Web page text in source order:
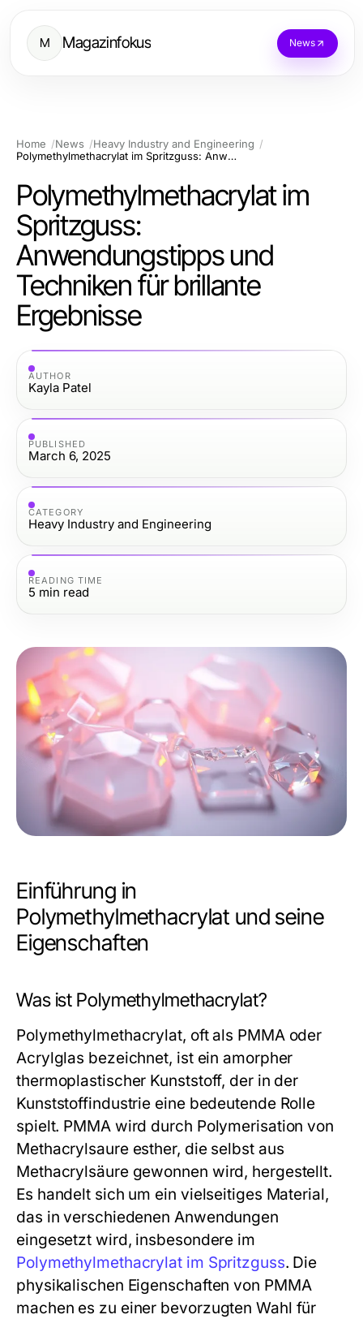
M Magazinfokus News
Home News
Heavy Industry and Engineering
Polymethylmethacrylat im Spritzguss: Anwendungstipps und Techniken für brillante Ergebnisse
Polymethylmethacrylat im
Spritzguss:
Anwendungstipps und
Techniken für brillante
Ergebnisse
AUTHOR
Kayla Patel
PUBLISHED
March 6, 2025
CATEGORY
Heavy Industry and Engineering
READING TIME
5 min read
Einführung in
Polymethylmethacrylat und seine
Eigenschaften
Was ist Polymethylmethacrylat?
Polymethylmethacrylat, oft als PMMA oder
Acrylglas bezeichnet, ist ein amorpher
thermoplastischer Kunststoff, der in der
Kunststoffindustrie eine bedeutende Rolle
spielt. PMMA wird durch Polymerisation von
Methacrylsaure esther, die selbst aus
Methacrylsäure gewonnen wird, hergestellt.
Es handelt sich um ein vielseitiges Material,
das in verschiedenen Anwendungen
eingesetzt wird, insbesondere im
Polymethylmethacrylat im Spritzguss. Die
physikalischen Eigenschaften von PMMA
machen es zu einer bevorzugten Wahl für